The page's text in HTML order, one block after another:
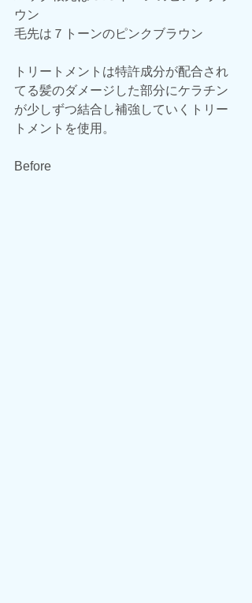
ウン
毛先は７トーンのピンクブラウン
トリートメントは特許成分が配合され
てる髪のダメージした部分にケラチン
が少しずつ結合し補強していくトリー
トメントを使用。
Before